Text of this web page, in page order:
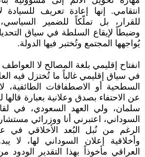
انتقامي. إنها إعادة تعريف للسيادة
للقرار، بل تملّكاً للضمير السياسي،
وضبطاً لإيقاع السلطة في سياق
يُواجهها المجتمع وتُختبر فيها الدولة.
انفتاح إقليمي بلغة المصالح لا العواطف
في سياق إقليمي غالباً ما تُختزل فيه
السطحية أو الاصطفافات الطائفية،
عن الاحتفاء بصدق وعلانية بعبارة
سلمان، ولي العهد السعودي، في
السوداني، اعتبرني أنا ووزرائي
الرغم من نُبل البُعد الأخلاقي في
وأخلاقية إعلان السوداني لها، لا
العراقي مأخوذاً بهذا التقدير الودود